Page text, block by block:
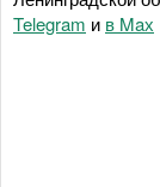
Telegram и в Maх